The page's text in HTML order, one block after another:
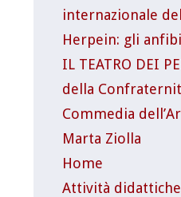
internazionale
Herpein: gli
IL TEATRO DEI
della
Commedia
Marta Ziolla
Home
Attività